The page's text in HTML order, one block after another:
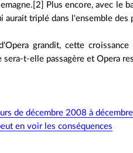
Plus encore, avec le
triplé dans l'ensemble des
grandit, cette
t-elle passagère et Opera
de décembre 2008 à
en voir les conséquences